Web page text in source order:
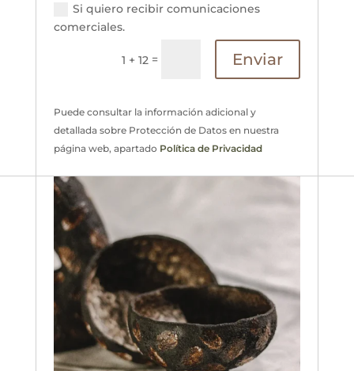
Si quiero recibir comunicaciones
comerciales.
1 + 12 = Enviar
Puede consultar la información adicional y
detallada sobre Protección de Datos en nuestra
página web, apartado Política de Privacidad